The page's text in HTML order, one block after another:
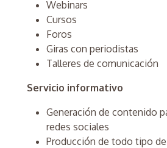
Webinars
Cursos
Foros
Giras con periodistas
Talleres de comunicación
Servicio informativo
Generación de contenido
redes sociales
Producción de todo tipo